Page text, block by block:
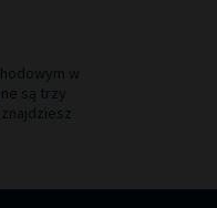
w
są trzy